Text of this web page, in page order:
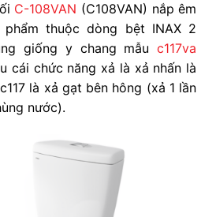
C-108VAN (C108VAN) nắp êm
phẩm thuộc dòng bệt INAX 2
giống y chang mẫuc117va
cái chức năng xả là xả nhấn là
là xả gạt bên hông (xả 1 lần
nước).